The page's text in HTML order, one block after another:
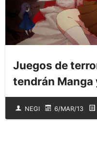
Juegos de
tendrán Manga
NEGI 6/MAR/13